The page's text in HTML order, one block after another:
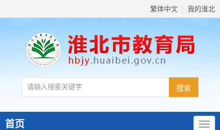
繁体中文 我的淮北
首页